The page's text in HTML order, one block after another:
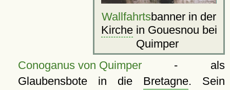
Wallfahrtsbanner in der
Kirchein Gouesnou bei
Quimper
Conoganus von Quimper- als
Glaubensbote in die Bretagne. Sein